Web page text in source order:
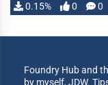
0.15% 0 0
Foundry Hub and
by myself, JDW.